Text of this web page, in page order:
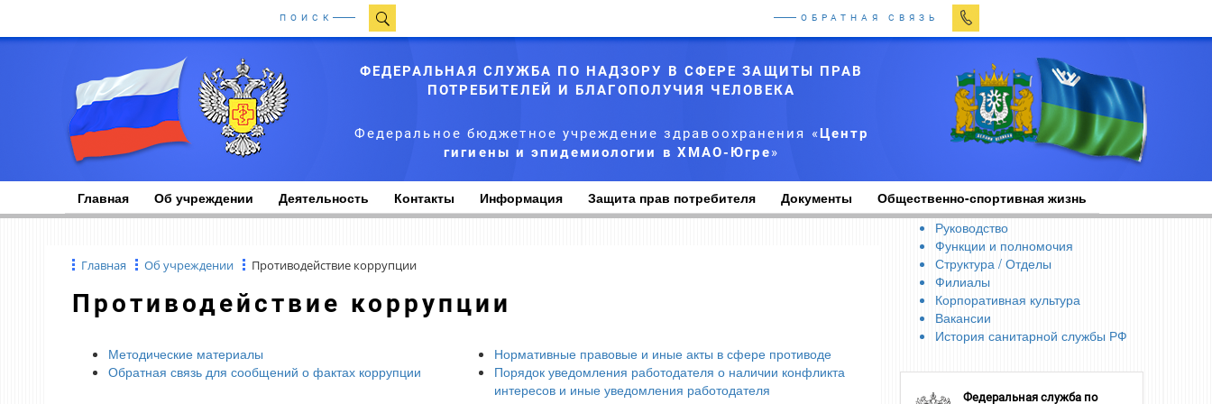
ПОИСК ОБРАТНАЯ СВЯЗЬ
ФЕДЕРАЛЬНАЯ СЛУЖБА ПО НАДЗОРУ В СФЕРЕ ЗАЩИТЫ ПРАВ
ПОТРЕБИТЕЛЕЙ И БЛАГОПОЛУЧИЯ ЧЕЛОВЕКА
Федеральное бюджетное учреждение здравоохранения «Центр
гигиены и эпидемиологии в ХМАО-Югре»
Главная Об учреждении Деятельность Контакты Информация Защита прав потребителя Документы Общественно-спортивная жизнь
Главная Об учреждении Противодействие коррупции
Противодействие коррупции
Методические материалы
Нормативные правовые и иные акты в сфере противоде
Обратная связь для сообщений о фактах коррупции
Порядок уведомления работодателя о наличии конфликта
интересов и иные уведомления работодателя
Руководство
Функции и полномочия
Структура / Отделы
Филиалы
Корпоративная культура
Вакансии
История санитарной службы РФ
Федеральная служба по